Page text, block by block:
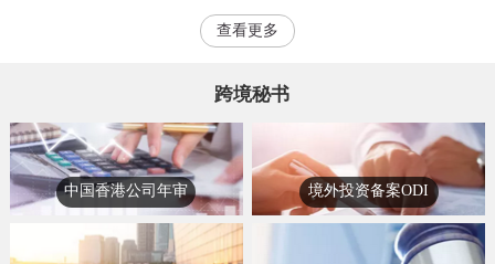
查看更多
跨境秘书
中国香港公司年审 境外投资备案ODI